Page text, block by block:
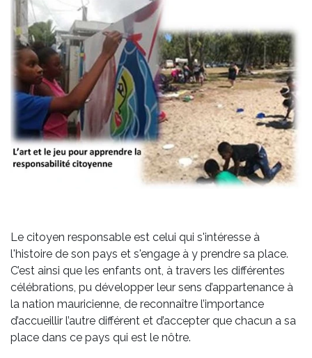
Le citoyen responsable est celui qui s'intéresse à
l'histoire de son pays et s'engage à y prendre sa place.
C’est ainsi que les enfants ont, à travers les différentes
célébrations, pu développer leur sens d’appartenance à
la nation mauricienne, de reconnaître l’importance
d’accueillir l’autre différent et d’accepter que chacun a sa
place dans ce pays qui est le nôtre.